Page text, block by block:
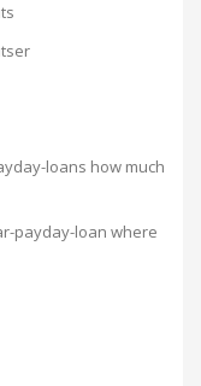
loans how much
payday-loan where